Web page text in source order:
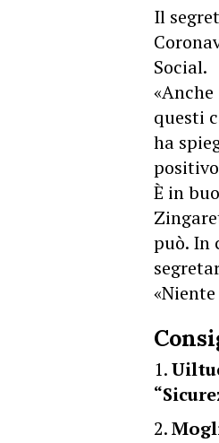
Il
Social.
questi
ha
È in
può. In